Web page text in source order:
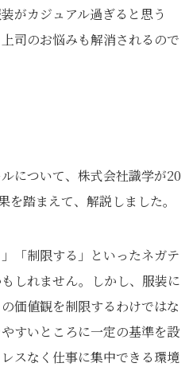
がカジュアル過ぎると思う
司のお悩みも解消されるので
について、株式会社識学が20
踏まえて、解説しました。
「制限する」といったネガテ
しれません。しかし、服装に
価値観を制限するわけではな
すいところに一定の基準を設
スなく仕事に集中できる環境